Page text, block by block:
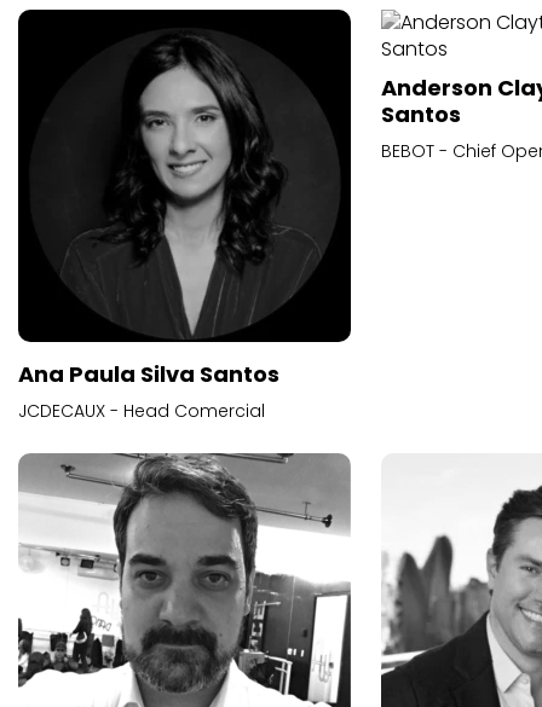
Ana Paula Silva Santos
JCDECAUX - Head Comercial
Anderson
Santos
BEBOT - Chief